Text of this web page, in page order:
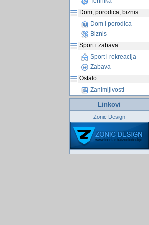
Dom, porodica, biznis
Dom i porodica
Biznis
Sport i zabava
Sport i rekreacija
Zabava
Ostalo
Zanimljivosti
Linkovi
Zonic Design